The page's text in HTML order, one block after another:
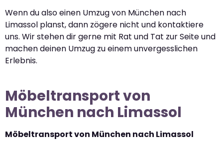
Wenn du also einen Umzug von München nach
Limassol planst, dann zögere nicht und kontaktiere
uns. Wir stehen dir gerne mit Rat und Tat zur Seite und
machen deinen Umzug zu einem unvergesslichen
Erlebnis.
Möbeltransport von
München nach Limassol
Möbeltransport von München nach Limassol